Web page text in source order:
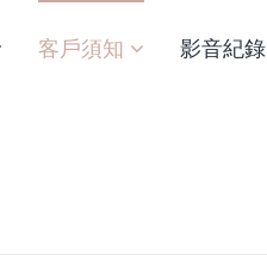
客戶須知 影音紀錄